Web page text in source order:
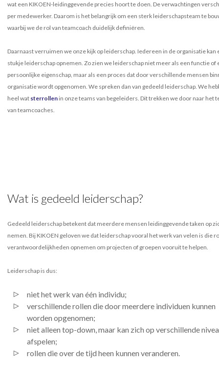
wat een KIKOEN-leidinggevende precies hoort te doen. De verwachtingen
per medewerker. Daarom is het belangrijk om een sterk leiderschapsteam te
waarbij we de rol van teamcoach duidelijk definiëren.
Daarnaast verruimen we onze kijk op leiderschap. Iedereen in de organisatie kan
stukje leiderschap opnemen. Zo zien we leiderschap niet meer als een functie of
persoonlijke eigenschap, maar als een proces dat door verschillende mensen
organisatie wordt opgenomen. We spreken dan van gedeeld leiderschap. We
heel wat sterrollen in onze teams van begeleiders. Dit trekken we door naar het
van teamcoaches.
Wat is gedeeld leiderschap?
Gedeeld leiderschap betekent dat meerdere mensen leidinggevende taken op
nemen. Bij KIKOEN geloven we dat leiderschap vooral het werk van velen is die
verantwoordelijkheden opnemen om projecten of groepen vooruit te helpen.
Leiderschap is dus:
niet het werk van één individu;
verschillende rollen die door meerdere individuen kunnen
worden opgenomen;
niet alleen top-down, maar kan zich op verschillende
afspelen;
rollen die over de tijd heen kunnen veranderen.